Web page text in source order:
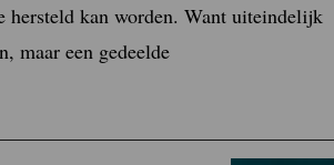
hersteld kan worden. Want uiteindelijk
maar een gedeelde